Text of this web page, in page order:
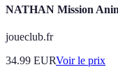
NATHAN Mission
joueclub.fr
34.99 EURVoir le prix